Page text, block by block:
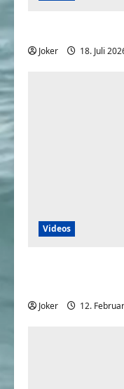
Joker 18. Juli
Videos
Joker 12.